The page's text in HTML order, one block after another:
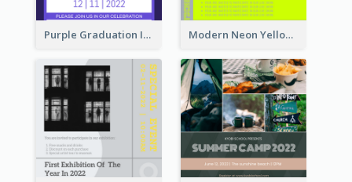
Purple Graduation Invitation Modern Neon Yellow Live Band Invitation Design Idea